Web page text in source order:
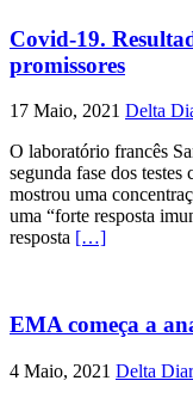
Covid-19.
promissores
17 Maio, 2021 Delta
O laboratório francês
segunda fase dos
mostrou uma
uma “forte resposta
resposta […]
EMA começa a
4 Maio, 2021 Delta